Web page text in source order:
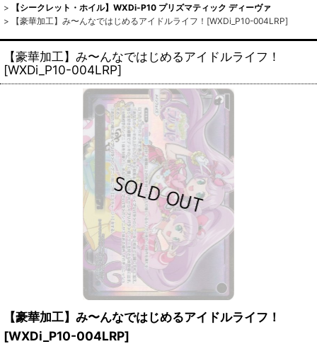
>
【シークレット・ホイル】WXDi-P10 プリズマティック ディーヴァ
>
【豪華加工】み〜んなではじめるアイドルライフ！[WXDi_P10-004LRP]
【豪華加工】み〜んなではじめるアイドルライフ！
[WXDi_P10-004LRP]
【豪華加工】み〜んなではじめるアイドルライフ！
[WXDi_P10-004LRP]